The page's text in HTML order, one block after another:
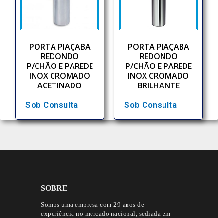
PORTA PIAÇABA
REDONDO
P/CHÃO E PAREDE
INOX CROMADO
ACETINADO
Sob Consulta
PORTA PIAÇABA
REDONDO
P/CHÃO E PAREDE
INOX CROMADO
BRILHANTE
Sob Consulta
SOBRE
Somos uma empresa com 29 anos de
experiência no mercado nacional, sediada em